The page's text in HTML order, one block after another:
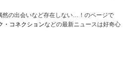
然の出会いなど存在しない…！のページで
・コネクションなどの最新ニュースは好奇心